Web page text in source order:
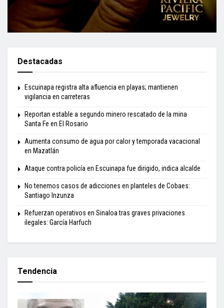
Destacadas
Escuinapa registra alta afluencia en playas; mantienen
vigilancia en carreteras
Reportan estable a segundo minero rescatado de la mina
Santa Fe en El Rosario
Aumenta consumo de agua por calor y temporada vacacional
en Mazatlán
Ataque contra policía en Escuinapa fue dirigido, indica alcalde
No tenemos casos de adicciones en planteles de Cobaes:
Santiago Inzunza
Refuerzan operativos en Sinaloa tras graves privaciones
ilegales: García Harfuch
Tendencia